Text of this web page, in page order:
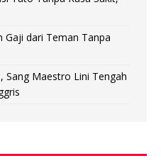
Gaji dari Teman Tanpa
Sang Maestro Lini Tengah